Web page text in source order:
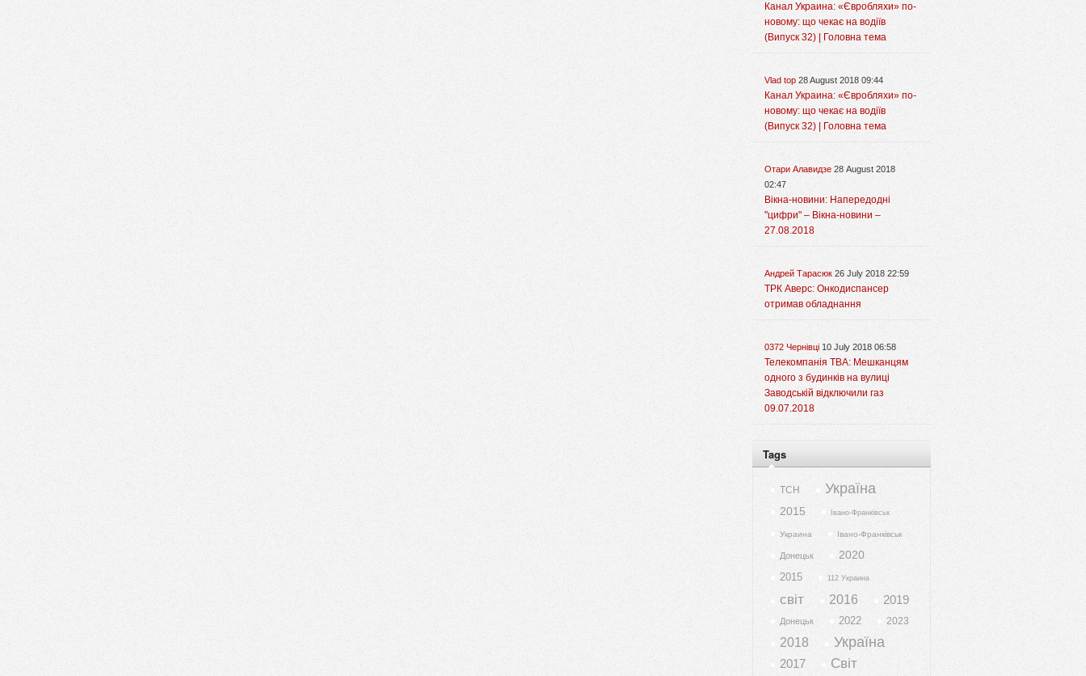
Канал Украина: «Євробляхи» по-
новому: що чекає на водіїв
(Випуск 32) | Головна тема
Vlad top 28 August 2018 09:44
Канал Украина: «Євробляхи» по-
новому: що чекає на водіїв
(Випуск 32) | Головна тема
Отари Алавидзе 28 August 2018
02:47
Вікна-новини: Напередодні
"цифри" – Вікна-новини –
27.08.2018
Андрей Тарасюк 26 July 2018 22:59
ТРК Аверс: Онкодиспансер
отримав обладнання
0372 Чернівці 10 July 2018 06:58
Телекомпанія ТВА: Мешканцям
одного з будинків на вулиці
Заводській відключили газ
09.07.2018
Tags
ТСН Україна
2015 Івано-Франківськ
Украина Івано-Франківськ
Донецьк 2020
2015 112 Украина
світ 2016 2019
Донецьк 2022 2023
2018 Україна
2017 Світ